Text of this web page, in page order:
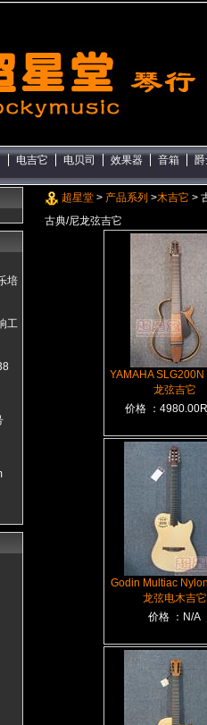
电吉它 电贝司 效果器 音箱
超星堂 > 产品系列 >木吉它 >
古典/尼龙弦吉它
YAMAHA SLG200N
龙弦吉它
价格 ：
Godin Multiac
龙弦电木吉它
价格 ：N/A
培
工